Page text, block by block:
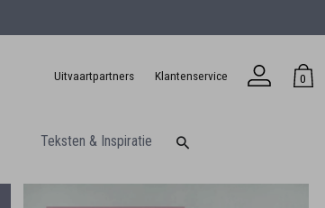
Uitvaartpartners Klantenservice 0
Teksten & Inspiratie